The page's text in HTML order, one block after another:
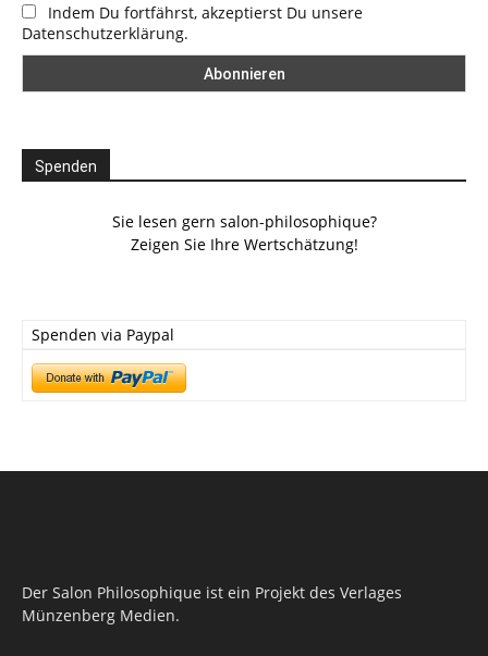
Indem Du fortfährst, akzeptierst Du unsere
Datenschutzerklärung.
Spenden
Sie lesen gern salon-philosophique?
Zeigen Sie Ihre Wertschätzung!
Spenden via Paypal
Der Salon Philosophique ist ein Projekt des Verlages
Münzenberg Medien.